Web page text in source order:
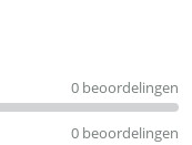
0 beoordelingen
0 beoordelingen